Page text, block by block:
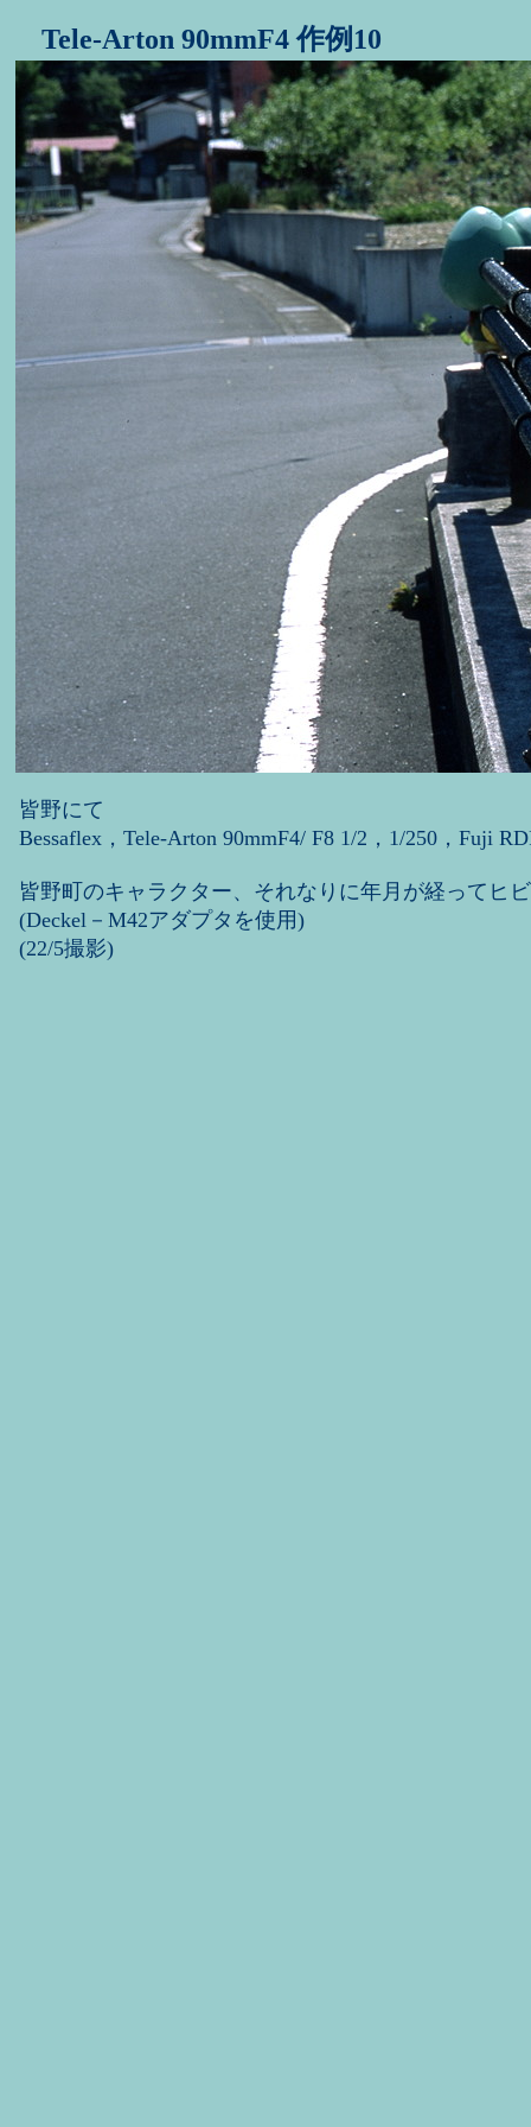
Tele-Arton 90mmF4 作例10
皆野にて
Bessaflex，Tele-Arton 90mmF4/ F8 1/2，1/250，Fuji
皆野町のキャラクター、それなりに年月が経ってヒ
(Deckel－M42アダプタを使用)
(22/5撮影)